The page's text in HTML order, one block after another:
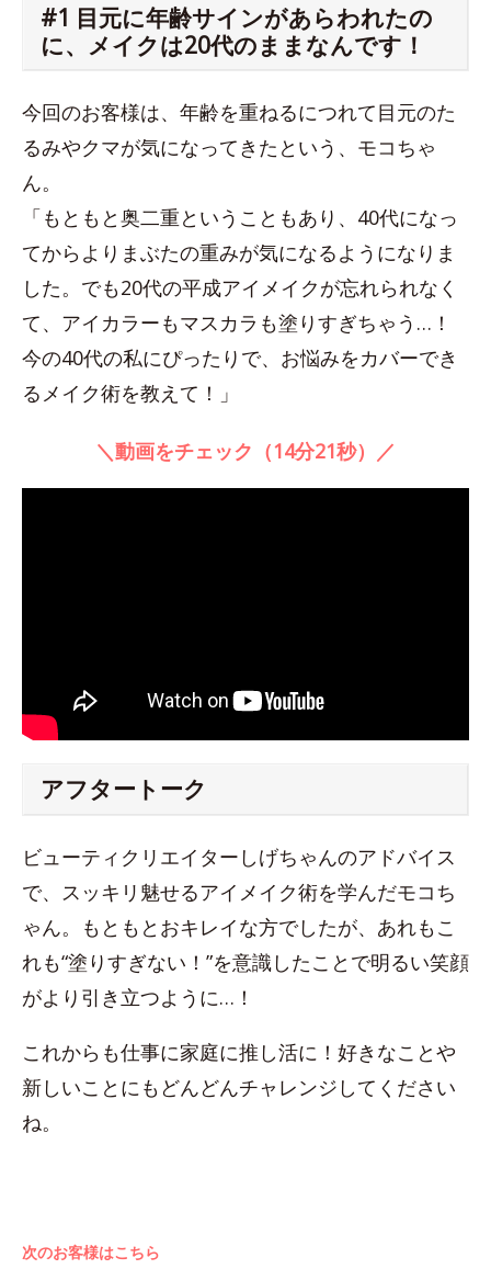
#1 目元に年齢サインがあらわれたの
に、メイクは20代のままなんです！
今回のお客様は、年齢を重ねるにつれて目元のた
るみやクマが気になってきたという、モコちゃ
ん。
「もともと奥二重ということもあり、40代になっ
てからよりまぶたの重みが気になるようになりま
した。でも20代の平成アイメイクが忘れられなく
て、アイカラーもマスカラも塗りすぎちゃう…！
今の40代の私にぴったりで、お悩みをカバーでき
るメイク術を教えて！」
＼動画をチェック（14分21秒）／
アフタートーク
ビューティクリエイターしげちゃんのアドバイス
で、スッキリ魅せるアイメイク術を学んだモコち
ゃん。もともとおキレイな方でしたが、あれもこ
れも“塗りすぎない！”を意識したことで明るい笑顔
がより引き立つように…！
これからも仕事に家庭に推し活に！好きなことや
新しいことにもどんどんチャレンジしてください
ね。
次のお客様はこちら